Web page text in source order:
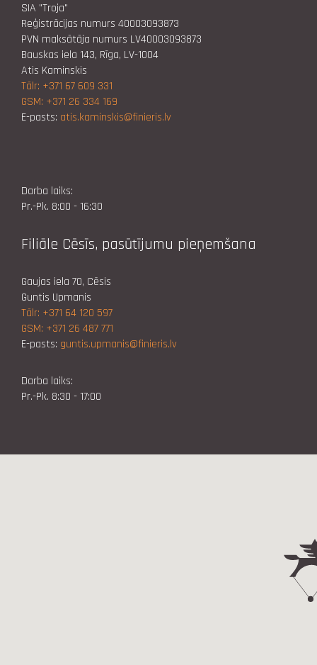
SIA "Troja"
Reģistrācijas numurs 40003093873
PVN maksātāja numurs LV40003093873
Bauskas iela 143, Rīga, LV-1004
Atis Kaminskis
Tālr: +371 67 609 331
GSM: +371 26 334 169
E-pasts: atis.kaminskis@finieris.lv
Darba laiks:
Pr.-Pk. 8:00 - 16:30
Filiāle Cēsīs, pasūtījumu pieņemšana
Gaujas iela 70, Cēsis
Guntis Upmanis
Tālr: +371 64 120 597
GSM: +371 26 487 771
E-pasts: guntis.upmanis@finieris.lv
Darba laiks:
Pr.-Pk. 8:30 - 17:00